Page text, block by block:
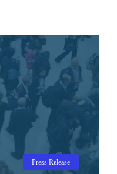
Press Release